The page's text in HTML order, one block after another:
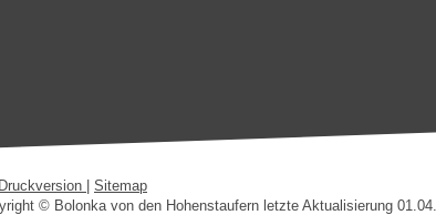
Druckversion
Sitemap
© Bolonka von den Hohenstaufern letzte Aktualisierung